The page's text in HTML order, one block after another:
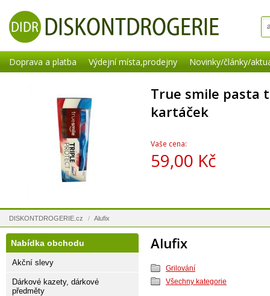
Doprava a platba Výdejní místa,prodejny Novinky/články/
True smile pasta
kartáček
Vaše cena:
59,00 Kč
DISKONTDROGERIE.cz / Alufix
Alufix
Grilování
Všechny kategorie
Nabídka obchodu
Akční slevy
Dárkové kazety, dárkové
předměty